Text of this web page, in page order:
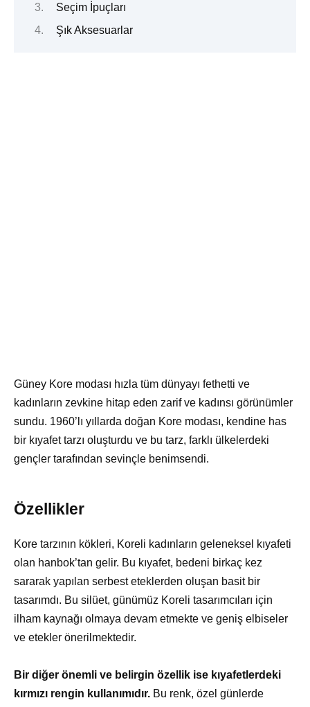
Seçim İpuçları
Şık Aksesuarlar
Güney Kore modası hızla tüm dünyayı fethetti ve
kadınların zevkine hitap eden zarif ve kadınsı görünümler
sundu. 1960’lı yıllarda doğan Kore modası, kendine has
bir kıyafet tarzı oluşturdu ve bu tarz, farklı ülkelerdeki
gençler tarafından sevinçle benimsendi.
Özellikler
Kore tarzının kökleri, Koreli kadınların geleneksel kıyafeti
olan hanbok’tan gelir. Bu kıyafet, bedeni birkaç kez
sararak yapılan serbest eteklerden oluşan basit bir
tasarımdı. Bu silüet, günümüz Koreli tasarımcıları için
ilham kaynağı olmaya devam etmekte ve geniş elbiseler
ve etekler önerilmektedir.
Bir diğer önemli ve belirgin özellik ise kıyafetlerdeki
kırmızı rengin kullanımıdır. Bu renk, özel günlerde